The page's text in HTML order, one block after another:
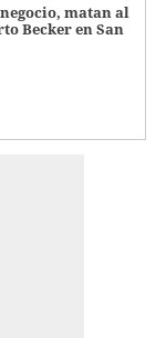
matan al
Becker en San